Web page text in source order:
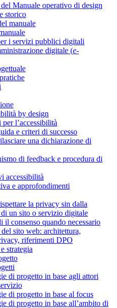
Manuale operativo di design
storico
manuale
i servizi pubblici digitali
digitale (e-
by design
l’accessibilità
e criteri di successo
una dichiarazione di
di feedback e procedura di
accessibilità
e approfondimenti
la privacy sin dalla
un sito o servizio digitale
il consenso quando necessario
sito web: architettura,
riferimenti DPO
strategia
di progetto in base agli attori
di progetto in base al focus
di progetto in base all’ambito di